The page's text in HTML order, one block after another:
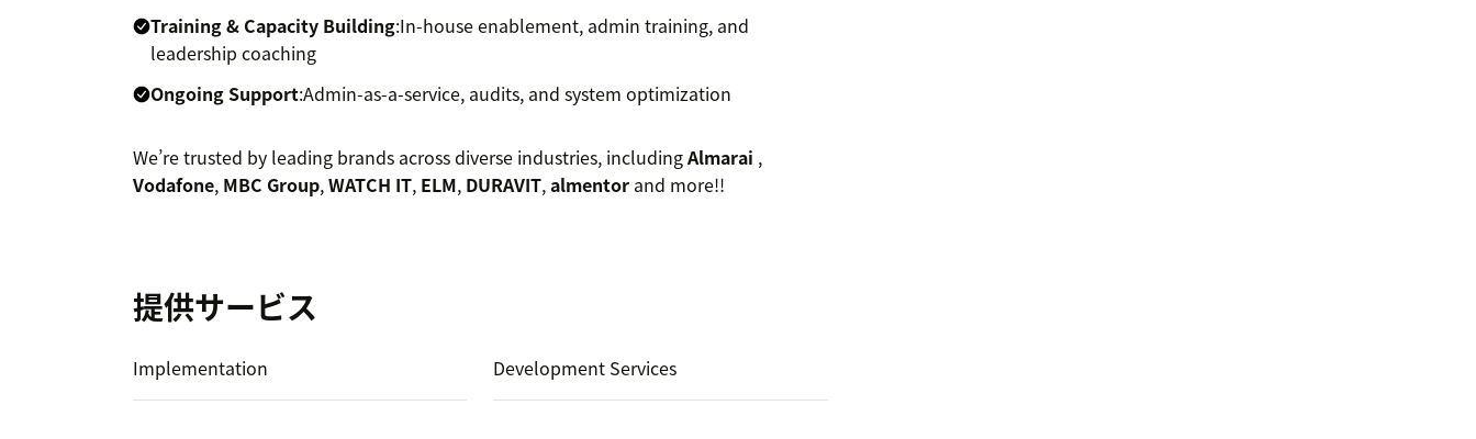
Training & Capacity Building:In-house enablement, admin training, and
leadership coaching
Ongoing Support:Admin-as-a-service, audits, and system optimization
We’re trusted by leading brands across diverse industries, includingAlmarai ,
Vodafone, MBC Group,WATCH IT, ELM, DURAVIT,almentor and more!!
提供サービス
Implementation Development Services